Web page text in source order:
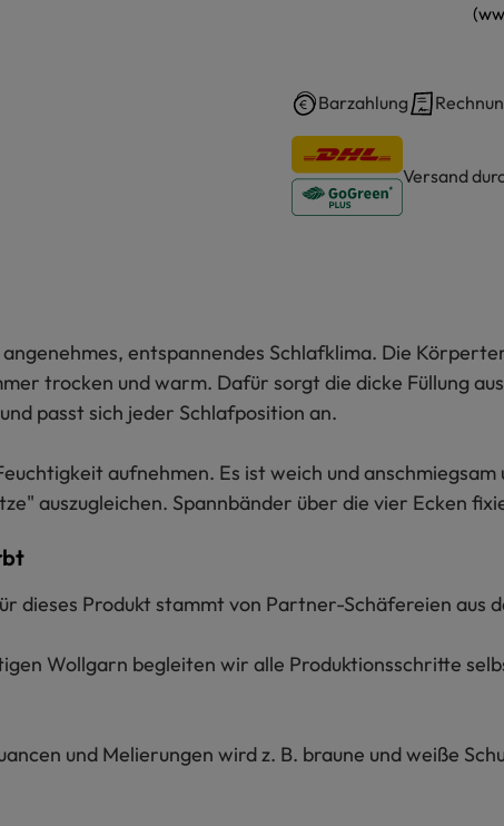
Barzahlung
Versand
entspannendes Schlafklima. Die
trocken und warm. Dafür sorgt die dicke Füllung
passt sich jeder Schlafposition an.
aufnehmen. Es ist weich und
auszugleichen. Spannbänder über die vier Ecken
dieses Produkt stammt von Partner-Schäfereien aus
Wollgarn begleiten wir alle Produktionsschritte
und Melierungen wird z. B. braune und weiße